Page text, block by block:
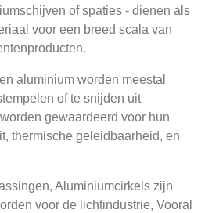
of spaties - dienen als
voor een breed scala van
aluminium worden meestal
of te snijden uit
gewaardeerd voor hun
thermische geleidbaarheid, en
Aluminiumcirkels zijn
voor de lichtindustrie, Vooral